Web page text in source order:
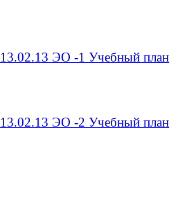
13.02.13 ЭО -1 Учебный план
13.02.13 ЭО -2 Учебный план